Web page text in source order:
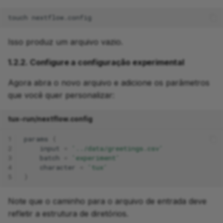
configuração padrão
6.3.2. Resolva a
configurações
específicas ativadas
Conclusão
O que vem a seguir?
7. Execute pipelines de
7.1. Execute um pipeline
touch
Isso produz um arquivo vazio.
1.2.2. Configure a configuração experimental
Agora abra o novo arquivo e adicione os parâmetros
que você quer personalizar:
tux-run/nextflow.config
params
input
'../data/greetings.csv'
batch
'experiment'
character
'tux'
Note que o caminho para o arquivo de entrada deve
refletir a estrutura de diretórios.